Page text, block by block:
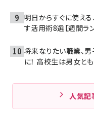
明日からすぐに使え
す活用術8選【週間ラ
将来なりたい職業、
に！ 高校生は男女と
人気記